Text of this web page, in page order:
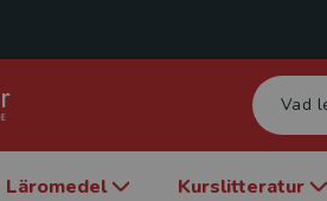
Läromedel Kurslitteratur